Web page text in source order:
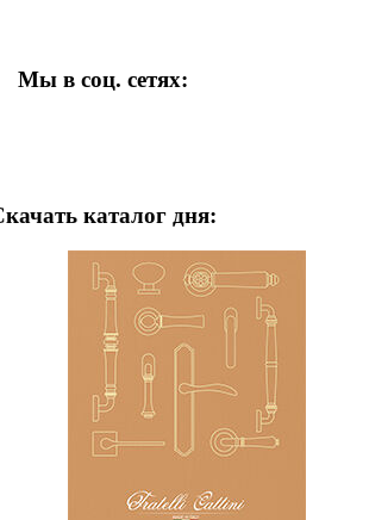
Мы в соц. сетях:
каталог дня: